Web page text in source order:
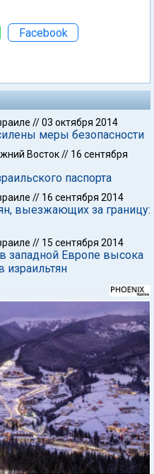
Facebook
//03 октября 2014
меры безопасности
Восток// 16 сентября
паспорта
// 16 сентября 2014
выезжающих за границу:
// 15 сентября 2014
западной Европе высока
израильтян